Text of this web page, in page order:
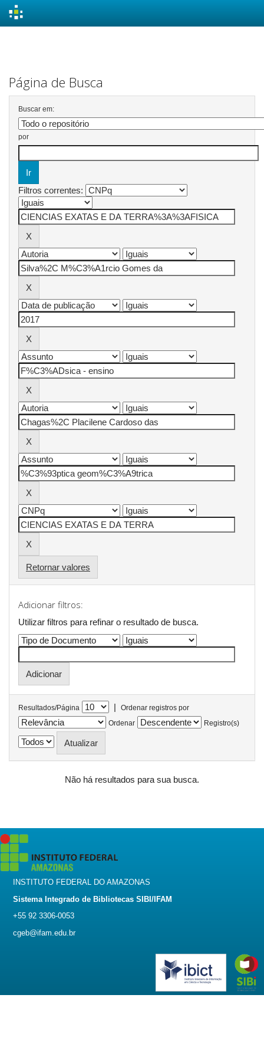
Página de Busca
Buscar em:
por
Filtros correntes:
Retornar valores
Adicionar filtros:
Utilizar filtros para refinar o resultado de busca.
Resultados/Página |
Ordenar registros por
Ordenar
Registro(s)
Não há resultados para sua busca.
INSTITUTO FEDERAL DO AMAZONAS
Sistema Integrado de Bibliotecas SIBI/IFAM
+55 92 3306-0053
cgeb@ifam.edu.br